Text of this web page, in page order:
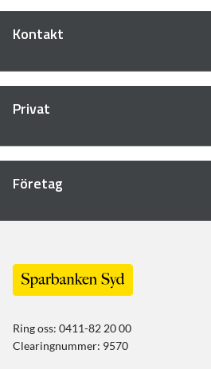
Kontakt
Privat
Företag
Ring oss: 0411-82 20 00
Clearingnummer: 9570